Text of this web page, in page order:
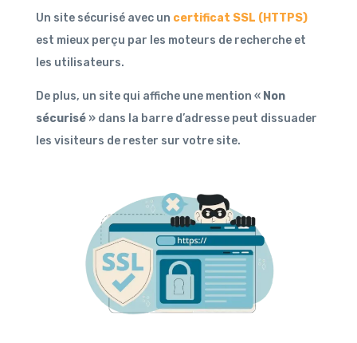
Un site sécurisé avec un certificat SSL (HTTPS)
est mieux perçu par les moteurs de recherche et
les utilisateurs.
De plus, un site qui affiche une mention « Non
sécurisé» dans la barre d’adresse peut dissuader
les visiteurs de rester sur votre site.